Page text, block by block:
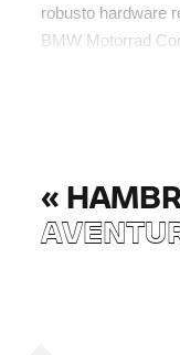
robusto hardware
BMW Motorrad
«